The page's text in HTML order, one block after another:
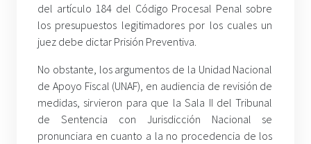
del artículo 184 del Código Procesal Penal sobre
los presupuestos legitimadores por los cuales un
juez debe dictar Prisión Preventiva.
No obstante, los argumentos de la Unidad Nacional
de Apoyo Fiscal (UNAF), en audiencia de revisión de
medidas, sirvieron para que la Sala II del Tribunal
de Sentencia con Jurisdicción Nacional se
pronunciara en cuanto a la no procedencia de los